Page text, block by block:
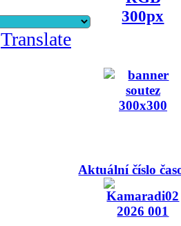
Translate
Aktuální číslo